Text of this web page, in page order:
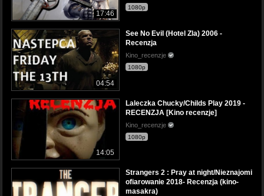
17:46
1080p
04:54
See No Evil (Hotel Zla) 2006 -
Recenzja
Kino_recenzje
1080p
14:05
Laleczka Chucky/Childs Play 2019 -
RECENZJA [Kino recenzje]
Kino_recenzje
1080p
Strangers 2 : Pray at night/Nieznajomi
ofiarowanie 2018- Recenzja (kino-
masakra)